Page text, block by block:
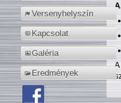
Versenyhelyszín
Kapcsolat
Galéria
Eredmények